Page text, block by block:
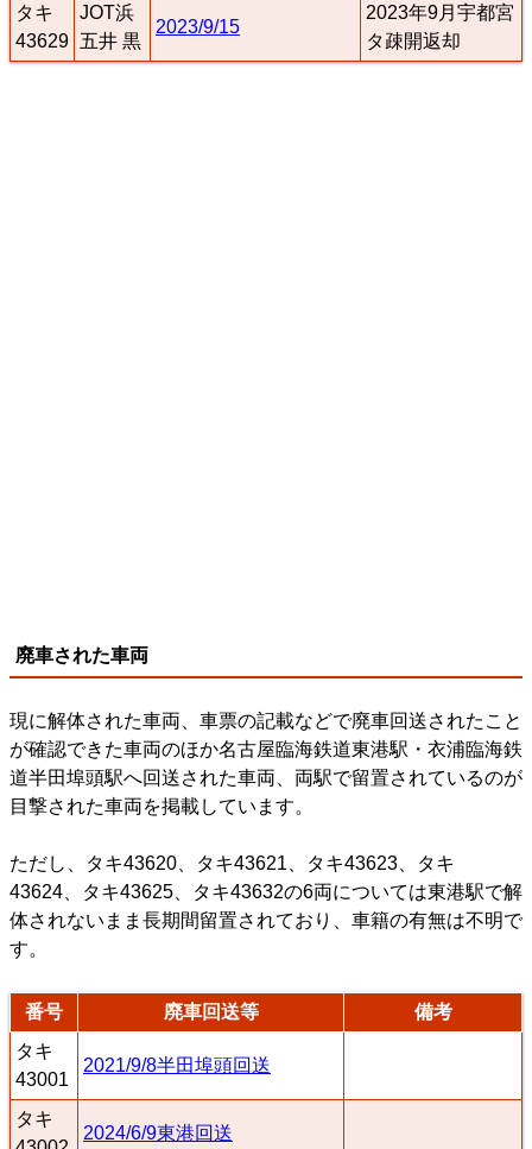
タキ
43629
JOT浜
五井 黒
2023/9/15
2023年9月宇都宮
タ疎開返却
廃車された車両
現に解体された車両、車票の記載などで廃車回送されたこと
が確認できた車両のほか名古屋臨海鉄道東港駅・衣浦臨海鉄
道半田埠頭駅へ回送された車両、両駅で留置されているのが
目撃された車両を掲載しています。
ただし、タキ43620、タキ43621、タキ43623、タキ
43624、タキ43625、タキ43632の6両については東港駅で解
体されないまま長期間留置されており、車籍の有無は不明で
す。
番号 廃車回送等
備考
タキ
43001
2021/9/8半田埠頭回送
タキ
2024/6/9東港回送